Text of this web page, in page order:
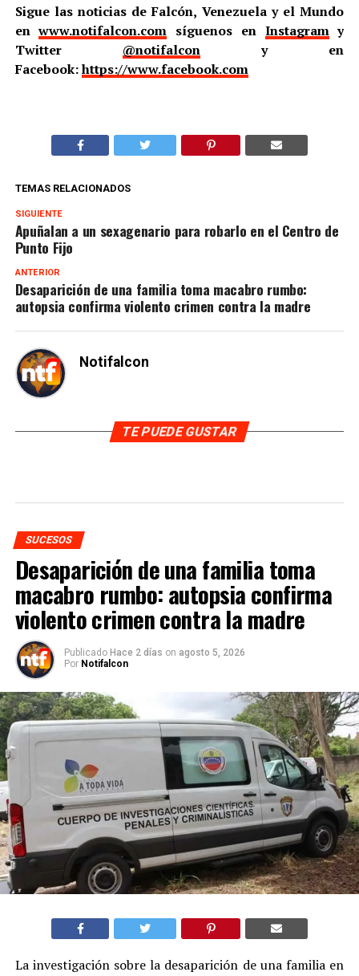
Sigue las noticias de Falcón, Venezuela y el Mundo
enwww.notifalcon.com síguenos en Instagramy
Twitter @notifalcony en
Facebook:https://www.facebook.com
TEMAS RELACIONADOS
SIGUIENTE
Apuñalan a un sexagenario para robarlo en el Centro de
Punto Fijo
ANTERIOR
Desaparición de una familia toma macabro rumbo:
autopsia confirma violento crimen contra la madre
Notifalcon
TE PUEDE GUSTAR
SUCESOS
Desaparición de una familia toma
macabro rumbo: autopsia confirma
violento crimen contra la madre
Publicado Hace 2 días on agosto 5, 2026
Por Notifalcon
La investigación sobre la desaparición de una familia en